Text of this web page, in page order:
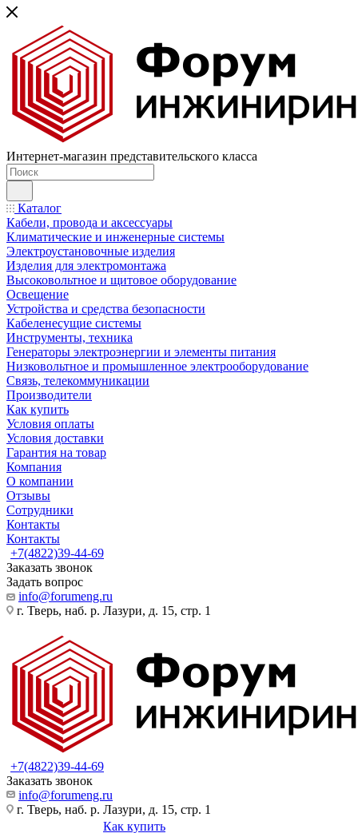
Интернет-магазин представительского класса
Каталог
Кабели, провода и аксессуары
Климатические и инженерные системы
Электроустановочные изделия
Изделия для электромонтажа
Высоковольтное и щитовое оборудование
Освещение
Устройства и средства безопасности
Кабеленесущие системы
Инструменты, техника
Генераторы электроэнергии и элементы питания
Низковольтное и промышленное электрооборудование
Связь, телекоммуникации
Производители
Как купить
Условия оплаты
Условия доставки
Гарантия на товар
Компания
О компании
Отзывы
Сотрудники
Контакты
Контакты
+7(4822)39-44-69
Заказать звонок
Задать вопрос
info@forumeng.ru
г. Тверь, наб. р. Лазури, д. 15, стр. 1
+7(4822)39-44-69
Заказать звонок
info@forumeng.ru
г. Тверь, наб. р. Лазури, д. 15, стр. 1
Как купить